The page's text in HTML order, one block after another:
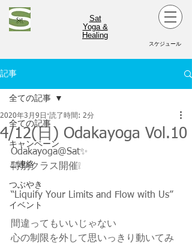
Sat
Yoga &
Healing
スケジュール
記事
全ての記事
キャンペーン
ご連絡
つぶやき
イベント
全ての記事
4/12(日) Odakayoga Vol.10
2020年3月9日 読了時間: 2分
Odakayoga@Sat✨
特別クラス開催❕
“Liquify Your Limits and Flow with Us”
間違ってもいいじゃない
心の制限を外して思いっきり動いてみ